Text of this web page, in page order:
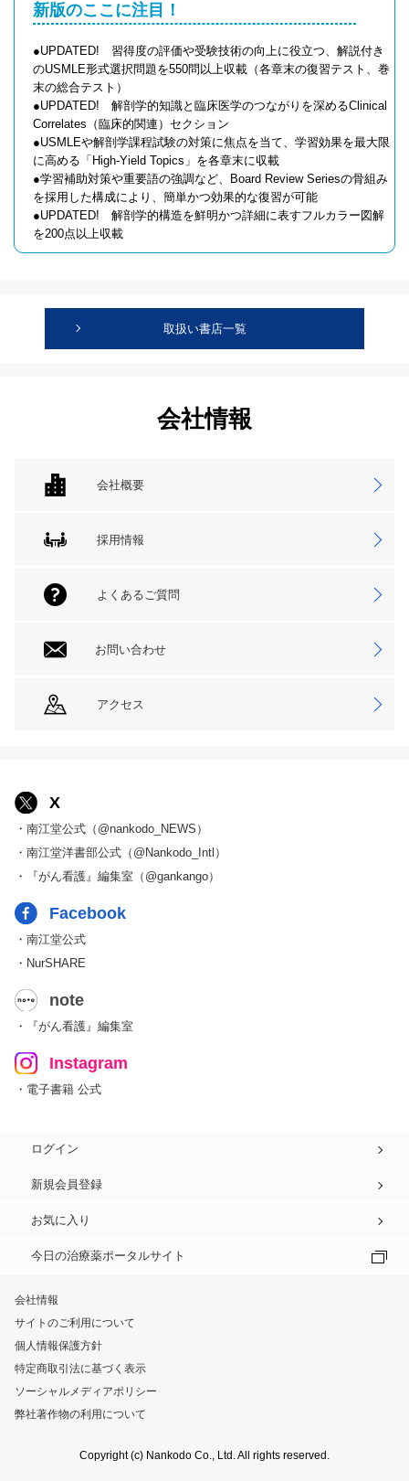
新版のここに注目！
●UPDATED! 習得度の評価や受験技術の向上に役立つ、解説付き
のUSMLE形式選択問題を550問以上収載（各章末の復習テスト、巻
末の総合テスト）
●UPDATED! 解剖学的知識と臨床医学のつながりを深めるClinical
Correlates（臨床的関連）セクション
●USMLEや解剖学課程試験の対策に焦点を当て、学習効果を最大限
に高める「High-Yield Topics」を各章末に収載
●学習補助対策や重要語の強調など、Board Review Seriesの骨組み
を採用した構成により、簡単かつ効果的な復習が可能
●UPDATED! 解剖学的構造を鮮明かつ詳細に表すフルカラー図解
を200点以上収載
取扱い書店一覧
会社情報
会社概要
採用情報
よくあるご質問
お問い合わせ
アクセス
X
・南江堂公式（@nankodo_NEWS）
・南江堂洋書部公式（@Nankodo_Intl）
・『がん看護』編集室（@gankango）
Facebook
・南江堂公式
・NurSHARE
note
・『がん看護』編集室
Instagram
・電子書籍 公式
ログイン
新規会員登録
お気に入り
今日の治療薬ポータルサイト
会社情報
サイトのご利用について
個人情報保護方針
特定商取引法に基づく表示
ソーシャルメディアポリシー
弊社著作物の利用について
Copyright (c) Nankodo Co., Ltd. All rights reserved.